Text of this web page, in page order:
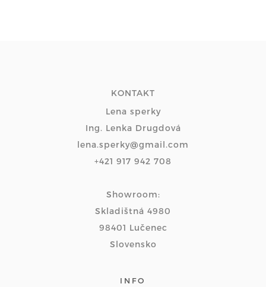
KONTAKT
Lena sperky
Ing. Lenka Drugdová
lena.sperky@gmail.com
+421 917 942 708
Showroom:
Skladištná 4980
98401 Lučenec
Slovensko
INFO